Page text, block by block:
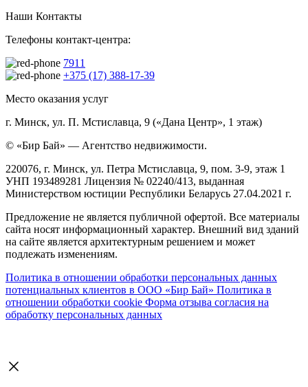
Наши Контакты
Телефоны контакт-центра:
7911
+375 (17) 388-17-39
Место оказания услуг
г. Минск, ул. П. Мстиславца, 9 («Дана Центр», 1 этаж)
© «Бир Бай» — Агентство недвижимости.
220076, г. Минск, ул. Петра Мстиславца, 9, пом. 3-9, этаж 1
УНП 193489281 Лицензия № 02240/413, выданная
Министерством юстиции Республики Беларусь 27.04.2021 г.
Предложение не является публичной офертой. Все материалы
сайта носят информационный характер. Внешний вид зданий
на сайте является архитектурным решением и может
подлежать изменениям.
Политика в отношении обработки персональных данных
потенциальных клиентов в ООО «Бир Бай» Политика в
отношении обработки cookie Форма отзыва согласия на
обработку персональных данных